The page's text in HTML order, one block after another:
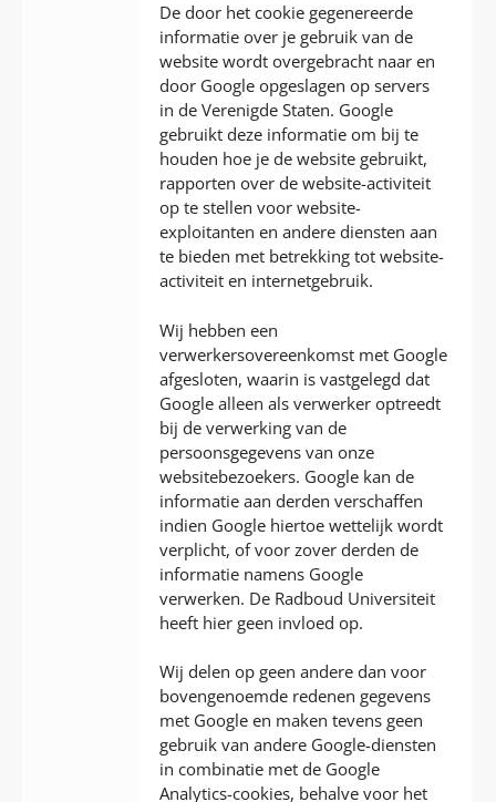
De door het cookie gegenereerde
informatie over je gebruik van de
website wordt overgebracht naar en
door Google opgeslagen op servers
in de Verenigde Staten. Google
gebruikt deze informatie om bij te
houden hoe je de website gebruikt,
rapporten over de website-activiteit
op te stellen voor website-
exploitanten en andere diensten aan
te bieden met betrekking tot website-
activiteit en internetgebruik.
Wij hebben een
verwerkersovereenkomst met Google
afgesloten, waarin is vastgelegd dat
Google alleen als verwerker optreedt
bij de verwerking van de
persoonsgegevens van onze
websitebezoekers. Google kan de
informatie aan derden verschaffen
indien Google hiertoe wettelijk wordt
verplicht, of voor zover derden de
informatie namens Google
verwerken. De Radboud Universiteit
heeft hier geen invloed op.
Wij delen op geen andere dan voor
bovengenoemde redenen gegevens
met Google en maken tevens geen
gebruik van andere Google-diensten
in combinatie met de Google
Analytics-cookies, behalve voor het